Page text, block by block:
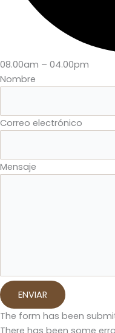
08.00am – 04.00pm
Nombre
Correo electrónico
Mensaje
ENVIAR
The form has been